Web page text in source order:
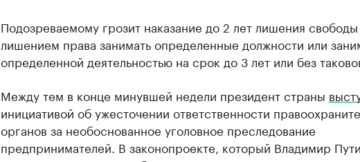
Подозреваемому грозит наказание до 2 лет лишения
лишением права занимать определенные должности или
определенной деятельностью на срок до 3 лет или без
Между тем в конце минувшей недели президент страны
инициативой об ужесточении ответственности
органов за необоснованное уголовное преследование
предпринимателей. В законопроекте, который Владимир